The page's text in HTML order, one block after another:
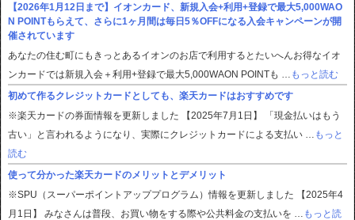
【2026年1月12日まで】イオンカード、新規入会+利用+登録で最大5,000WAO
N POINTもらえて、さらに1ヶ月間は毎日5％OFFになる入会キャンペーンが開
催されています
あなたの住む町にもきっとあるイオンのお店で利用するとたいへんお得なイオ
ンカードでは新規入会＋利用+登録で最大5,000WAON POINTも …
もっと読む
初めて作るクレジットカードとしても、楽天カードはおすすめです
※楽天カードの券面情報を更新しました 【2025年7月1日】 「現金払いはもう
古い」と言われるようになり、実際にクレジットカードによる支払い …
もっと
読む
使って分かった楽天カードのメリットとデメリット
※SPU（スーパーポイントアッププログラム）情報を更新しました 【2025年4
月1日】 みなさんは普段、お買い物をする際や公共料金の支払いを …
もっと読